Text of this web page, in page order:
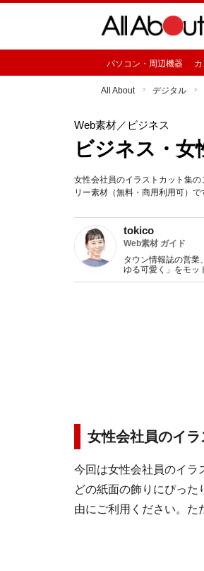
パソコン・周辺機器
All About デジタル
Web素材／ビジネス
ビジネス・
女性会社員のイラストカット集
リー素材（無料・商用利用可）
tokico
Web素材 ガイド
タウン情報誌の営業
ゆる可愛く」をモッ
似顔絵など幅広い分
女性会社員のイ
今回は女性会社員のイラ
どの紙面の飾りにぴった
由にご利用ください。た